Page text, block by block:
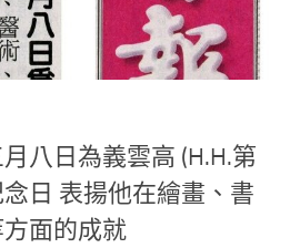
八日為義雲高 (H.H.第
日 表揚他在繪畫、書
面的成就